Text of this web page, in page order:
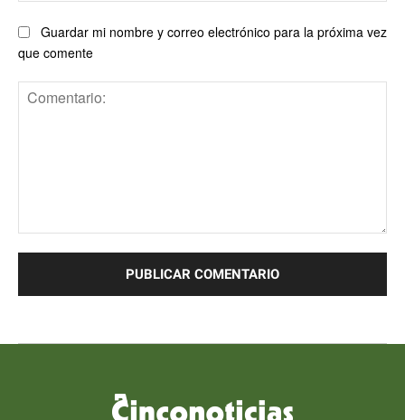
Guardar mi nombre y correo electrónico para la próxima vez
que comente